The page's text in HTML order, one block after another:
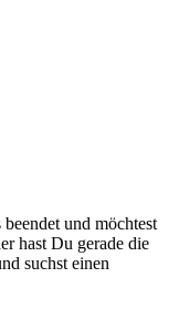
und möch­test
hast Du gerade die
suchst einen